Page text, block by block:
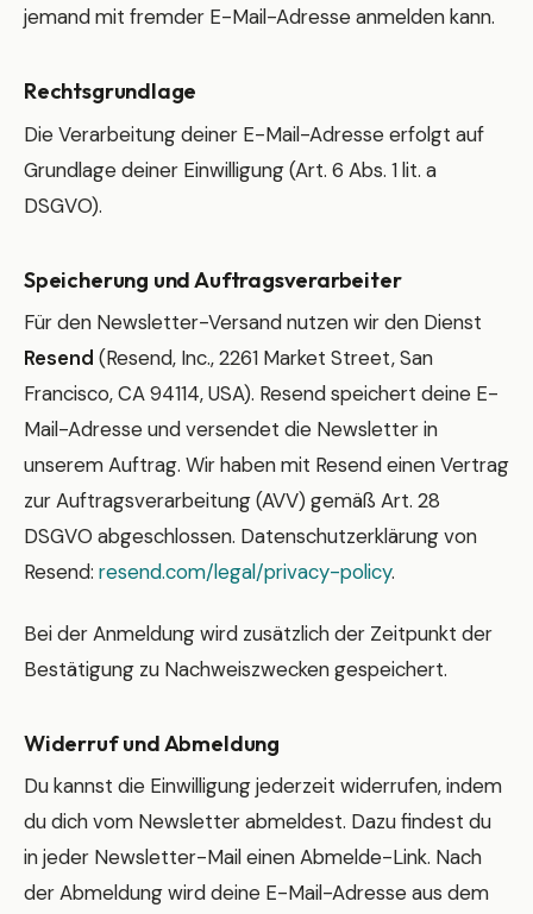
jemand mit fremder E-Mail-Adresse anmelden kann.
Rechtsgrundlage
Die Verarbeitung deiner E-Mail-Adresse erfolgt auf
Grundlage deiner Einwilligung (Art. 6 Abs. 1 lit. a
DSGVO).
Speicherung und Auftragsverarbeiter
Für den Newsletter-Versand nutzen wir den Dienst
Resend (Resend, Inc., 2261 Market Street, San
Francisco, CA 94114, USA). Resend speichert deine E-
Mail-Adresse und versendet die Newsletter in
unserem Auftrag. Wir haben mit Resend einen Vertrag
zur Auftragsverarbeitung (AVV) gemäß Art. 28
DSGVO abgeschlossen. Datenschutzerklärung von
Resend: resend.com/legal/privacy-policy.
Bei der Anmeldung wird zusätzlich der Zeitpunkt der
Bestätigung zu Nachweiszwecken gespeichert.
Widerruf und Abmeldung
Du kannst die Einwilligung jederzeit widerrufen, indem
du dich vom Newsletter abmeldest. Dazu findest du
in jeder Newsletter-Mail einen Abmelde-Link. Nach
der Abmeldung wird deine E-Mail-Adresse aus dem